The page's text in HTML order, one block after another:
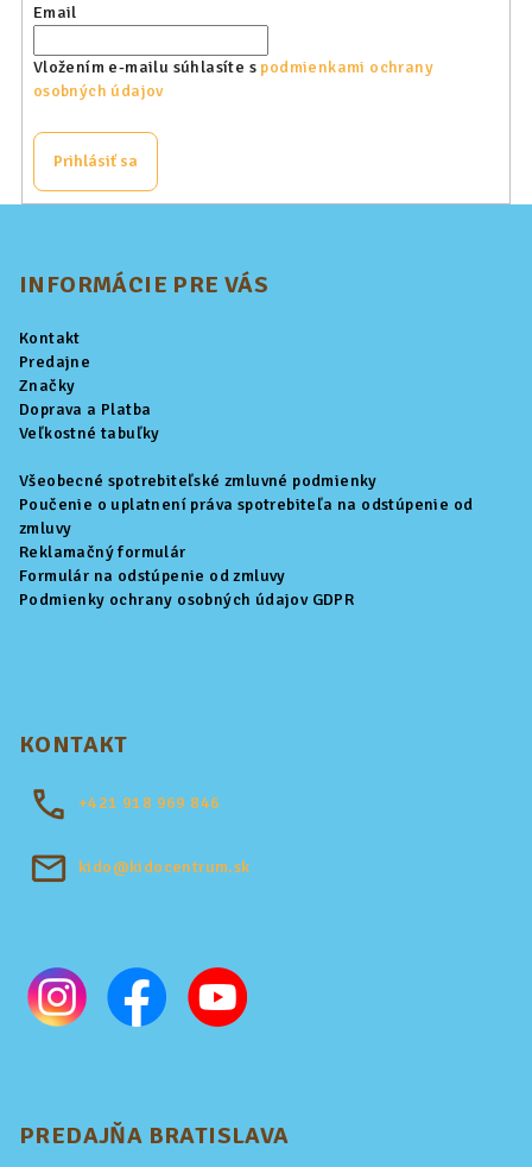
Email
Vložením e-mailu súhlasíte s podmienkami ochrany
osobných údajov
Prihlásiť sa
INFORMÁCIE PRE VÁS
Kontakt
Predajne
Značky
Doprava a Platba
Veľkostné tabuľky
Všeobecné spotrebiteľské zmluvné podmienky
Poučenie o uplatnení práva spotrebiteľa na odstúpenie od
zmluvy
Reklamačný formulár
Formulár na odstúpenie od zmluvy
Podmienky ochrany osobných údajov GDPR
KONTAKT
+421 918 969 846
kido@kidocentrum.sk
PREDAJŇA BRATISLAVA